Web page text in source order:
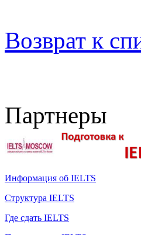
Возврат к
Партнеры
Информация об IELTS
Структура IELTS
Где сдать IELTS